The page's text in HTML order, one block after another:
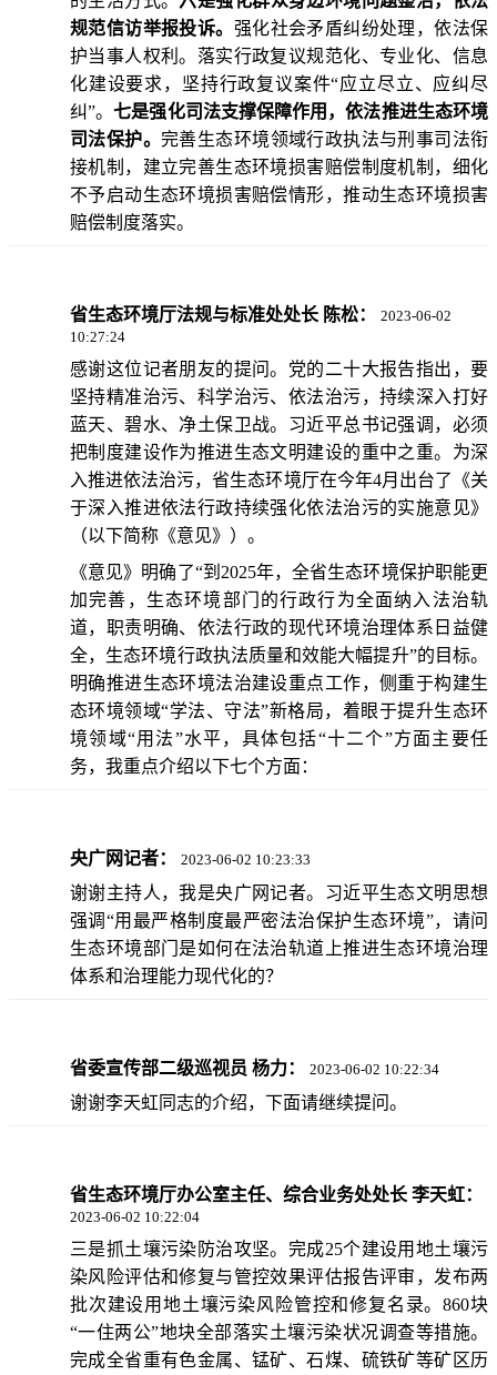
规范信访举报投诉。 强化社会矛盾纠纷处理，依法保
护当事人权利。落实行政复议规范化、专业化、信息
化建设要求，坚持行政复议案件“应立尽立、应纠尽
纠”。七是强化司法支撑保障作用，依法推进生态环境
司法保护。完善生态环境领域行政执法与刑事司法衔
接机制，建立完善生态环境损害赔偿制度机制，细化
不予启动生态环境损害赔偿情形，推动生态环境损害
赔偿制度落实。
省生态环境厅法规与标准处处长 陈松：
2023-06-02
10:27:24
感谢这位记者朋友的提问。党的二十大报告指出，要
坚持精准治污、科学治污、依法治污，持续深入打好
蓝天、碧水、净土保卫战。习近平总书记强调，必须
把制度建设作为推进生态文明建设的重中之重。为深
入推进依法治污，省生态环境厅在今年4月出台了《关
于深入推进依法行政持续强化依法治污的实施意见》
（以下简称《意见》）。
《意见》明确了“到2025年，全省生态环境保护职能更
加完善，生态环境部门的行政行为全面纳入法治轨
道，职责明确、依法行政的现代环境治理体系日益健
全，生态环境行政执法质量和效能大幅提升”的目标。
明确推进生态环境法治建设重点工作，侧重于构建生
态环境领域“学法、守法”新格局，着眼于提升生态环
境领域“用法”水平，具体包括“十二个”方面主要任
务，我重点介绍以下七个方面：
央广网记者： 2023-06-02 10:23:33
谢谢主持人，我是央广网记者。习近平生态文明思想
强调“用最严格制度最严密法治保护生态环境”，请问
生态环境部门是如何在法治轨道上推进生态环境治理
体系和治理能力现代化的？
省委宣传部二级巡视员 杨力： 2023-06-02 10:22:34
谢谢李天虹同志的介绍，下面请继续提问。
省生态环境厅办公室主任、综合业务处处长 李天虹：
2023-06-02 10:22:04
三是抓土壤污染防治攻坚。完成25个建设用地土壤污
染风险评估和修复与管控效果评估报告评审，发布两
批次建设用地土壤污染风险管控和修复名录。860块
“一住两公”地块全部落实土壤污染状况调查等措施。
完成全省重有色金属、锰矿、石煤、硫铁矿等矿区历